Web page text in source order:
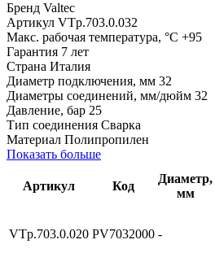
Бренд Valtec
Артикул VTp.703.0.032
Макс. рабочая температура, °С +95
Гарантия 7 лет
Страна Италия
Диаметр подключения, мм 32
Диаметры соединений, мм/дюйм 32
Давление, бар 25
Тип соединения Сварка
Материал Полипропилен
Показать больше
Артикул Код
Диаметр,
мм
VTp.703.0.020 PV7032000 -